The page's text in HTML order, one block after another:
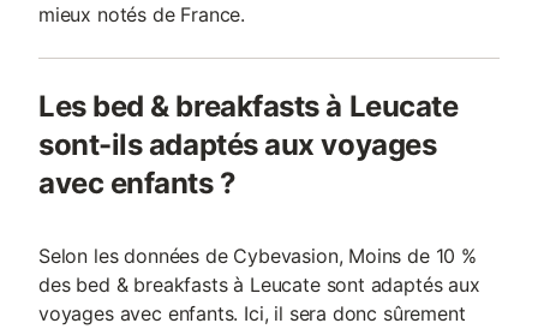
mieux notés de France.
Les bed & breakfasts à Leucate
sont-ils adaptés aux voyages
avec enfants ?
Selon les données de Cybevasion, Moins de 10 %
des bed & breakfasts à Leucate sont adaptés aux
voyages avec enfants. Ici, il sera donc sûrement